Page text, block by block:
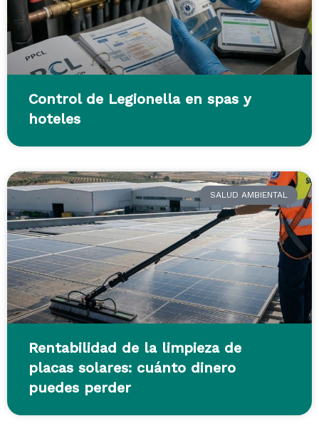
Control de Legionella en spas y
hoteles
SALUD AMBIENTAL
Rentabilidad de la limpieza de
placas solares: cuánto dinero
puedes perder